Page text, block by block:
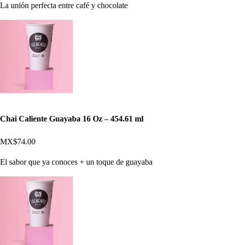
La unión perfecta entre café y chocolate
Chai Caliente Guayaba 16 Oz – 454.61 ml
MX$74.00
El sabor que ya conoces + un toque de guayaba